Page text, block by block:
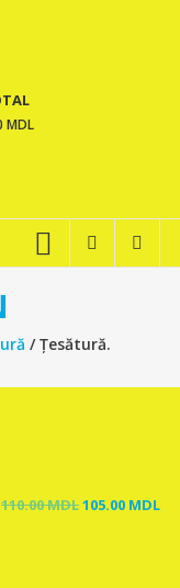
MDL
/ Țesătură.
110.00MDLOriginal
105.00 MDL